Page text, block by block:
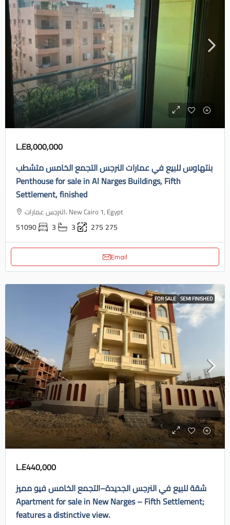
L.E8,000,000
بنتهاوس للبيع في عمارات النرجس التجمع الخامس متشطب
Penthouse for sale in Al Narges Buildings, Fifth
Settlement, finished
النرجس عمارات، New Cairo 1, Egypt
51090 3 3 275 275
Email
FOR SALE SEMI FINISHED
L.E440,000
شقة للبيع في النرجس الجديدة–التجمع الخامس فيو مميز
Apartment for sale in New Narges – Fifth Settlement;
features a distinctive view.